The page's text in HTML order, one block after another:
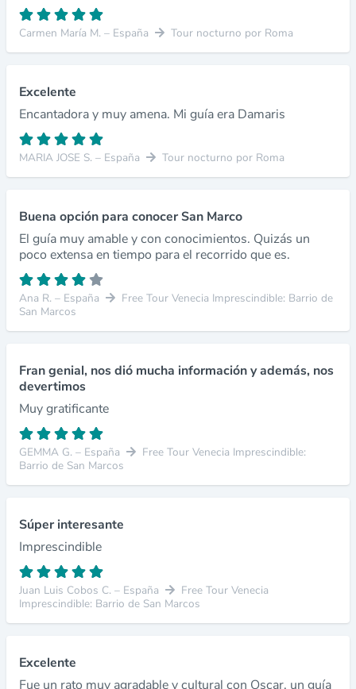
Carmen María M. – España Tour nocturno por Roma
Excelente
Encantadora y muy amena. Mi guía era Damaris
MARIA JOSE S. – España Tour nocturno por Roma
Buena opción para conocer San Marco
El guía muy amable y con conocimientos. Quizás un
poco extensa en tiempo para el recorrido que es.
Ana R. – España
Free Tour Venecia Imprescindible: Barrio de
San Marcos
Fran genial, nos dió mucha información y además, nos
devertimos
Muy gratificante
GEMMA G. – España
Free Tour Venecia Imprescindible:
Barrio de San Marcos
Súper interesante
Imprescindible
Juan Luis Cobos C. – España
Free Tour Venecia
Imprescindible: Barrio de San Marcos
Excelente
Fue un rato muy agradable y cultural con Oscar, un guía